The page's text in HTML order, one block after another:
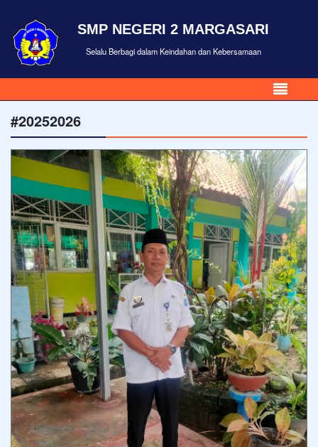
SMP NEGERI 2 MARGASARI
Selalu Berbagi dalam Keindahan dan Kebersamaan
#20252026